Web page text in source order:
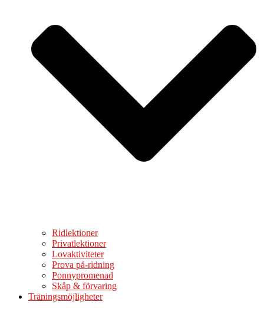
Ridlektioner
Privatlektioner
Lovaktiviteter
Prova på-ridning
Ponnypromenad
Skåp & förvaring
Träningsmöjligheter